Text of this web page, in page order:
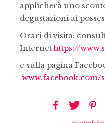
applicherà uno
degustazioni ai
Orari di visita:
Internet https://
e sulla pagina
www.facebook.com/